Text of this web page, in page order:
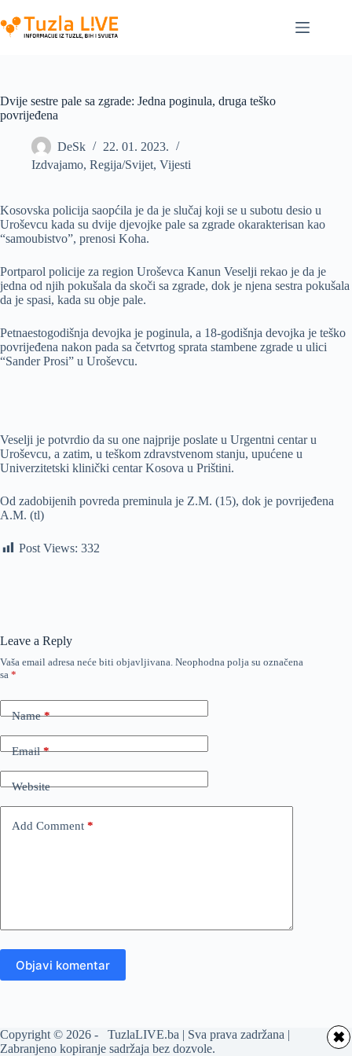
to
content
Dvije sestre pale sa zgrade: Jedna poginula, druga teško
povrijeđena
DeSk
22. 01. 2023.
Izdvajamo, Regija/Svijet, Vijesti
Kosovska policija saopćila je da je slučaj koji se u subotu desio u
Uroševcu kada su dvije djevojke pale sa zgrade okarakterisan kao
“samoubistvo”, prenosi Koha.
Portparol policije za region Uroševca Kanun Veselji rekao je da je
jedna od njih pokušala da skoči sa zgrade, dok je njena sestra pokušala
da je spasi, kada su obje pale.
Petnaestogodišnja devojka je poginula, a 18-godišnja devojka je teško
povrijeđena nakon pada sa četvrtog sprata stambene zgrade u ulici
“Sander Prosi” u Uroševcu.
Veselji je potvrdio da su one najprije poslate u Urgentni centar u
Uroševcu, a zatim, u teškom zdravstvenom stanju, upućene u
Univerzitetski klinički centar Kosova u Prištini.
Od zadobijenih povreda preminula je Z.M. (15), dok je povrijeđena
A.M. (tl)
Post Views: 332
Leave a Reply
Vaša email adresa neće biti objavljivana. Neophodna polja su označena
sa *
Name*
Email*
Website
Add Comment *
Objavi komentar
Copyright © 2026 - TuzlaLIVE.ba | Sva prava zadržana |
Zabranjeno kopiranje sadržaja bez dozvole.
✖